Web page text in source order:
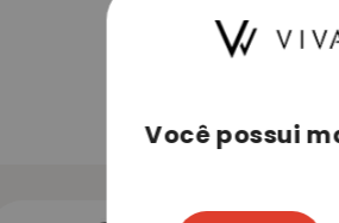
Você possui